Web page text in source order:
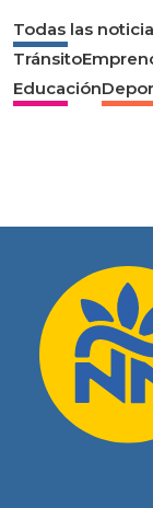
Todas las
Tránsito
Educación